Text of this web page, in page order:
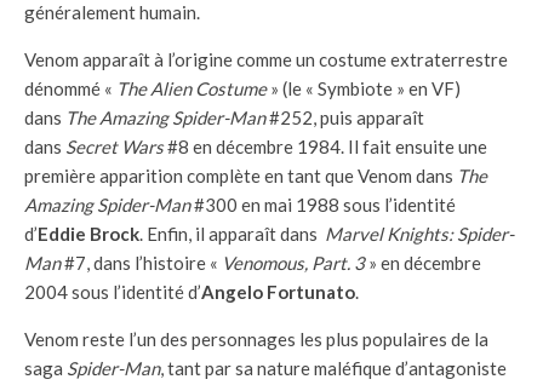
généralement humain.
Venom apparaît à l’origine comme un costume extraterrestre
dénommé « The Alien Costume» (le « Symbiote » en VF)
dans The Amazing Spider-Man#252, puis apparaît
dans Secret Wars#8 en décembre 1984. Il fait ensuite une
première apparition complète en tant que Venom dans The
Amazing Spider-Man#300 en mai 1988 sous l’identité
d’Eddie Brock. Enfin, il apparaît dans Marvel Knights: Spider-
Man#7, dans l’histoire « Venomous, Part. 3» en décembre
2004 sous l’identité d’Angelo Fortunato.
Venom reste l’un des personnages les plus populaires de la
saga Spider-Man, tant par sa nature maléfique d’antagoniste